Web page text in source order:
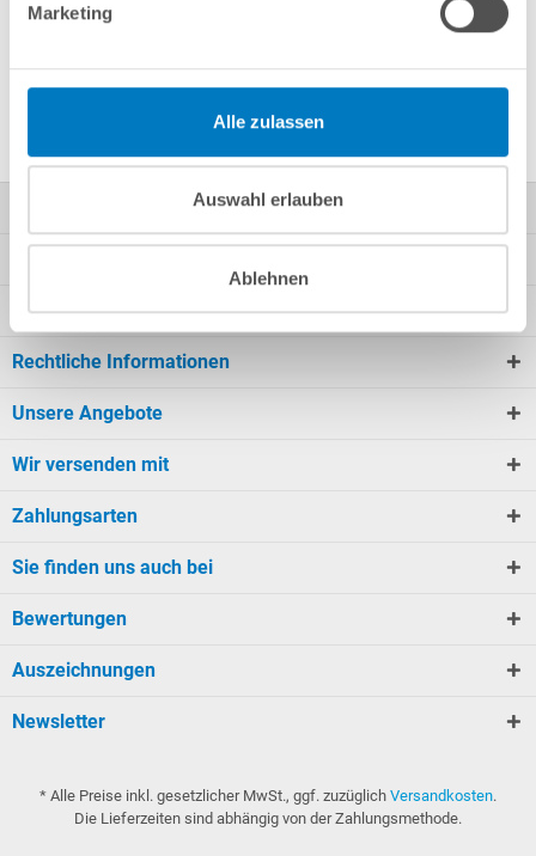
Marketing
Alle zulassen
Auswahl erlauben
Ablehnen
Kundeninformationen
Rechtliche Informationen
Unsere Angebote
Wir versenden mit
Zahlungsarten
Sie finden uns auch bei
Bewertungen
Auszeichnungen
Newsletter
* Alle Preise inkl. gesetzlicher MwSt., ggf. zuzüglich Versandkosten.
Die Lieferzeiten sind abhängig von der Zahlungsmethode.